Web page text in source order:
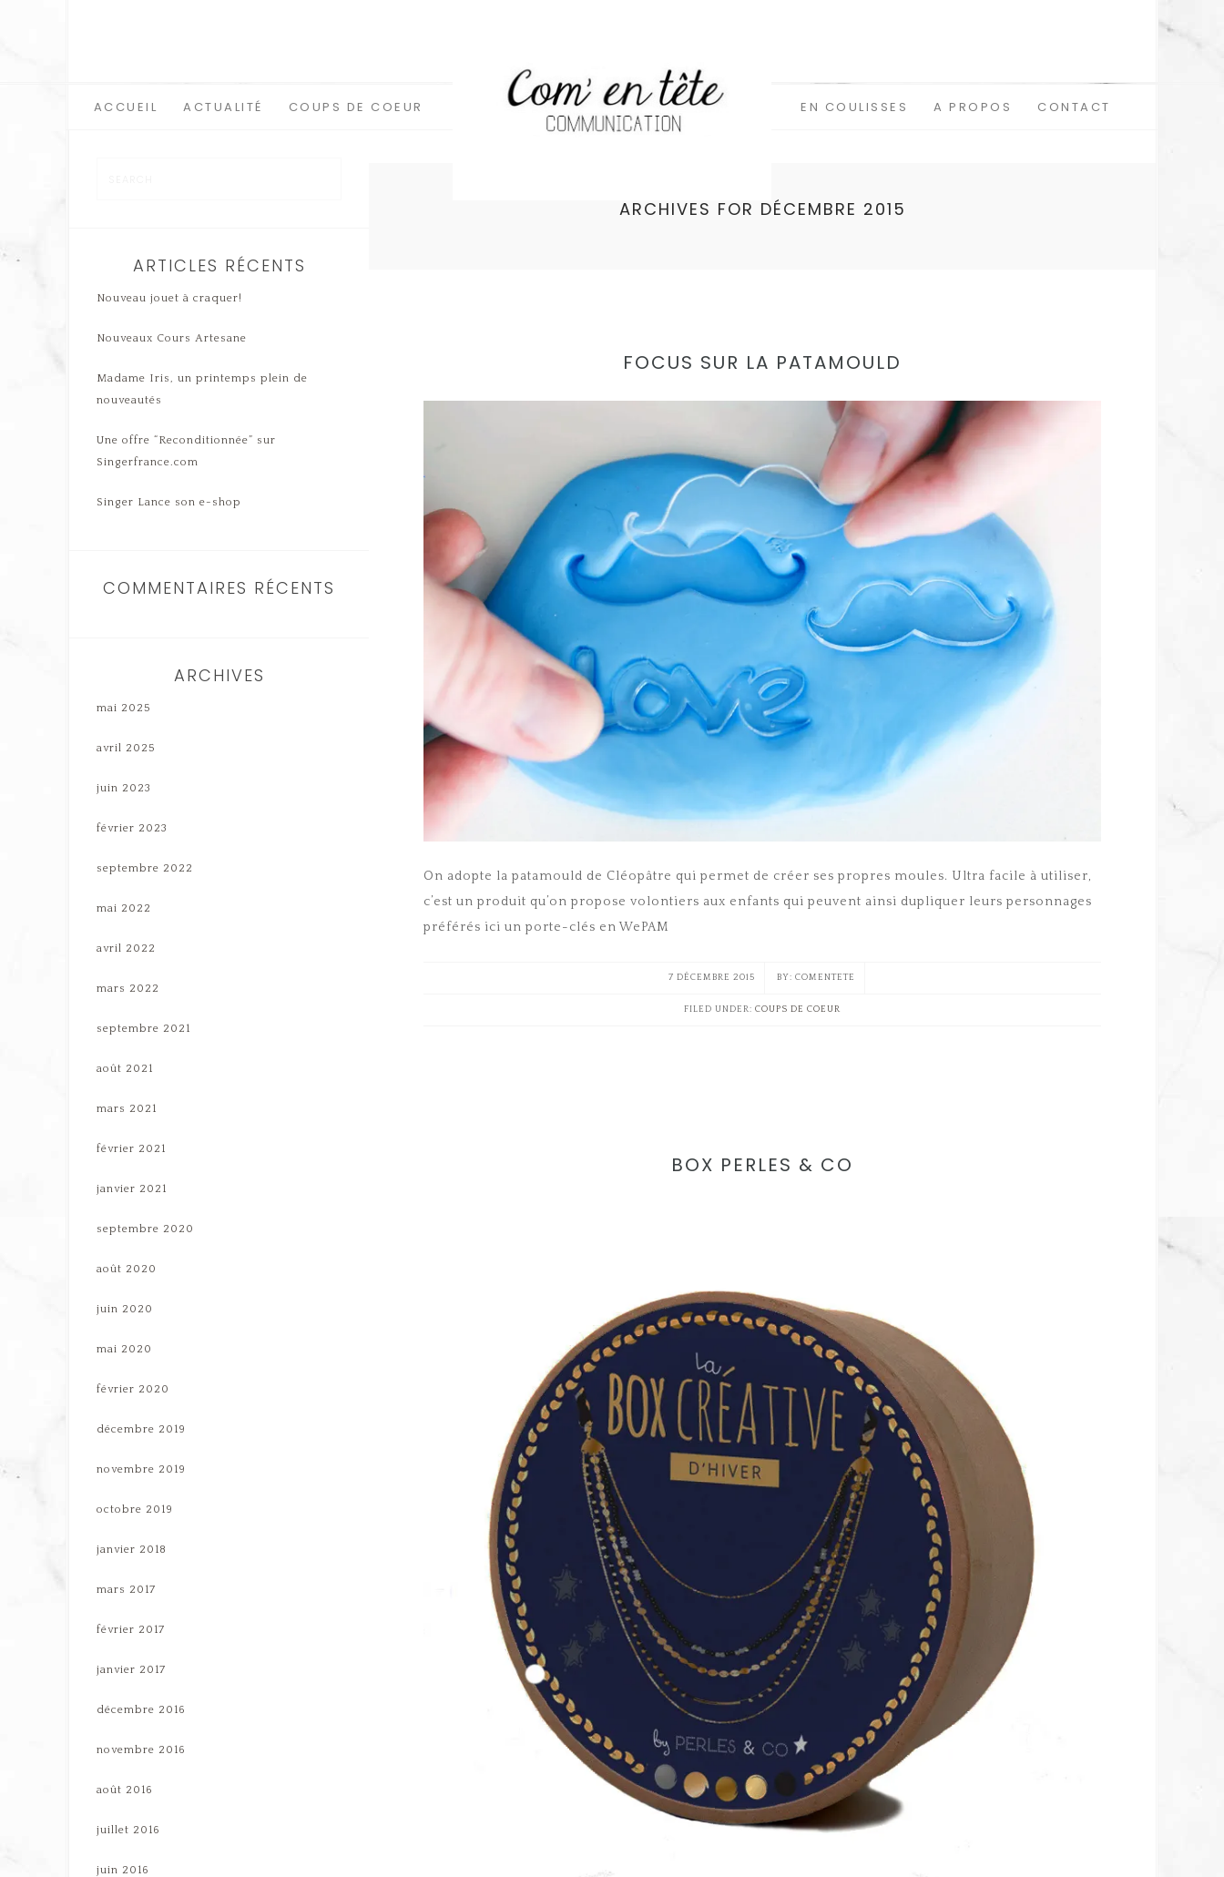
ACCUEIL ACTUALITÉ COUPS DE COEUR EN COULISSES A PROPOS CONTACT
ARCHIVES FOR DÉCEMBRE 2015
FOCUS SUR LA PATAMOULD
On adopte la patamould de Cléopâtre qui permet de créer ses propres moules. Ultra facile à utiliser,
c’est un produit qu’on propose volontiers aux enfants qui peuvent ainsi dupliquer leurs personnages
préférés ici un porte-clés en WePAM
7 DÉCEMBRE 2015 COMENTETE
FILED UNDER: COUPS DE COEUR
BOX PERLES & CO
ARTICLES RÉCENTS
Nouveau jouet à craquer!
Nouveaux Cours Artesane
Madame Iris, un printemps plein de
nouveautés
Une offre “Reconditionnée” sur
Singerfrance.com
Singer Lance son e-shop
COMMENTAIRES RÉCENTS
ARCHIVES
mai 2025
avril 2025
juin 2023
février 2023
septembre 2022
mai 2022
avril 2022
mars 2022
septembre 2021
août 2021
mars 2021
février 2021
janvier 2021
septembre 2020
août 2020
juin 2020
mai 2020
février 2020
décembre 2019
novembre 2019
octobre 2019
janvier 2018
mars 2017
février 2017
janvier 2017
décembre 2016
novembre 2016
août 2016
juillet 2016
juin 2016